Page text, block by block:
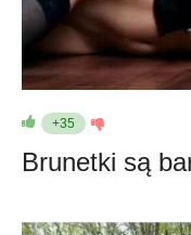
+35
Brunetki są